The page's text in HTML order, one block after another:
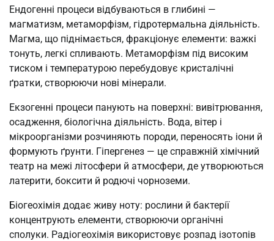
Ендогенні процеси відбуваються в глибині —
магматизм, метаморфізм, гідротермальна діяльність.
Магма, що піднімається, фракціонує елементи: важкі
тонуть, легкі спливають. Метаморфізм під високим
тиском і температурою перебудовує кристалічні
ґратки, створюючи нові мінерали.
Екзогенні процеси панують на поверхні: вивітрювання,
осадження, біологічна діяльність. Вода, вітер і
мікроорганізми розчиняють породи, переносять іони й
формують ґрунти. Гіпергенез — це справжній хімічний
театр на межі літосфери й атмосфери, де утворюються
латерити, боксити й родючі чорноземи.
Біогеохімія додає живу ноту: рослини й бактерії
концентрують елементи, створюючи органічні
сполуки. Радіогеохімія використовує розпад ізотопів